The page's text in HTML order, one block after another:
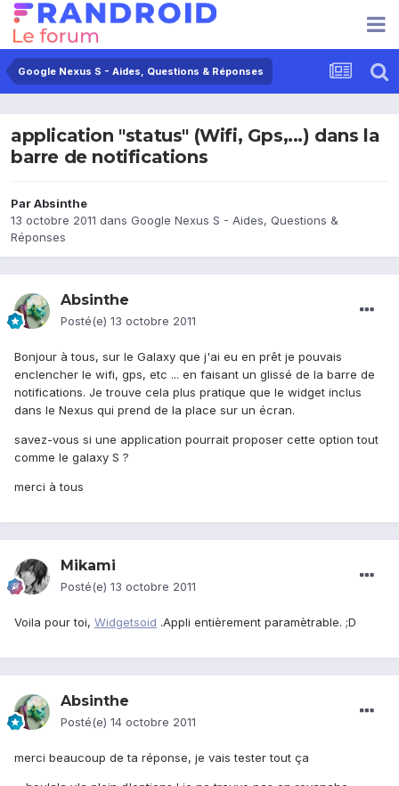
Google Nexus S - Aides, Questions & Réponses
application "status" (Wifi, Gps,...) dans la
barre de notifications
ParAbsinthe
13 octobre 2011 dans Google Nexus S - Aides, Questions &
Réponses
Absinthe
Posté(e) 13 octobre 2011
Bonjour à tous, sur le Galaxy que j'ai eu en prêt je pouvais
enclencher le wifi, gps, etc ... en faisant un glissé de la barre de
notifications. Je trouve cela plus pratique que le widget inclus
dans le Nexus qui prend de la place sur un écran.
savez-vous si une application pourrait proposer cette option tout
comme le galaxy S ?
merci à tous
Mikami
Posté(e) 13 octobre 2011
Voila pour toi, Widgetsoid .Appli entièrement paramètrable. ;D
Absinthe
Posté(e) 14 octobre 2011
merci beaucoup de ta réponse, je vais tester tout ça